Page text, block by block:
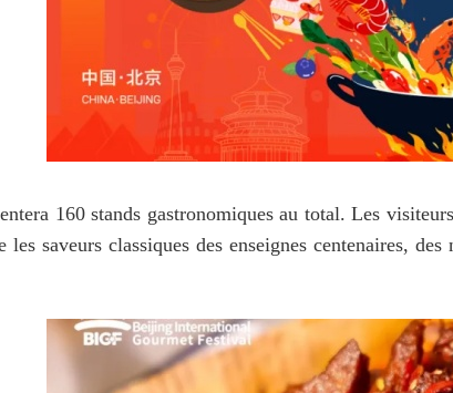
160 stands gastronomiques au total. Les
saveurs classiques des enseignes centenaires,